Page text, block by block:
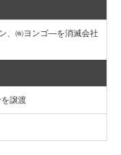
、㈱ヨンゴ―を消滅会社
譲渡